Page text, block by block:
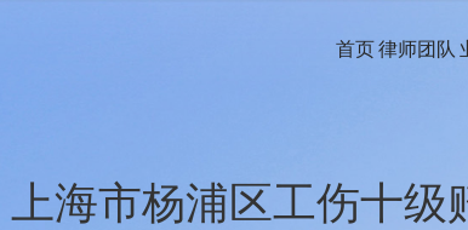
首页律师团队
上海市杨浦区工伤十级